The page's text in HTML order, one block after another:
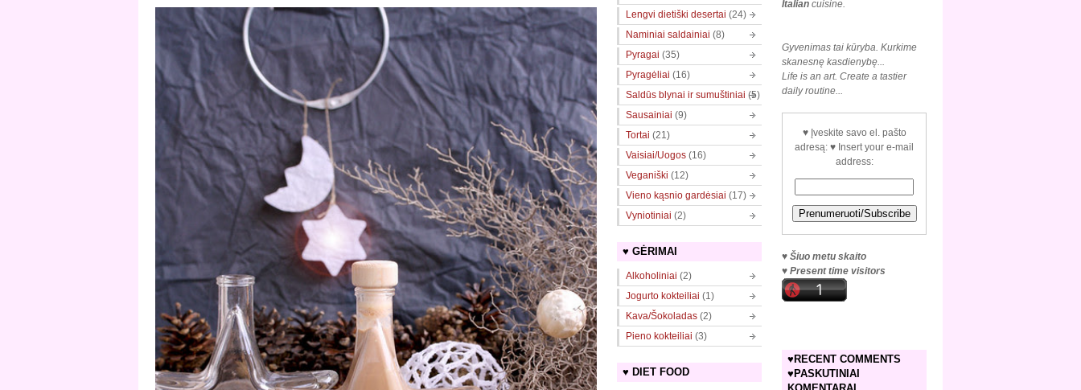
Italian cuisine.
Gyvenimas tai kūryba. Kurkime
skanesnę kasdienybę...
Life is an art. Create a tastier
daily routine...
♥ Įveskite savo el. pašto
adresą: ♥ Insert your e-mail
address:
♥ Šiuo metu skaito
♥ Present time visitors
♥RECENT COMMENTS
♥PASKUTINIAI
Lengvi dietiški desertai (24)
Naminiai saldainiai (8)
Pyragai (35)
Pyragėliai (16)
Saldūs blynai ir sumuštiniai (5)
Sausainiai (9)
Tortai (21)
Vaisiai/Uogos (16)
Veganiški (12)
Vieno kąsnio gardėsiai (17)
Vyniotiniai (2)
♥ GĖRIMAI
Alkoholiniai (2)
Jogurto kokteiliai (1)
Kava/Šokoladas (2)
Pieno kokteiliai (3)
♥ DIET FOOD